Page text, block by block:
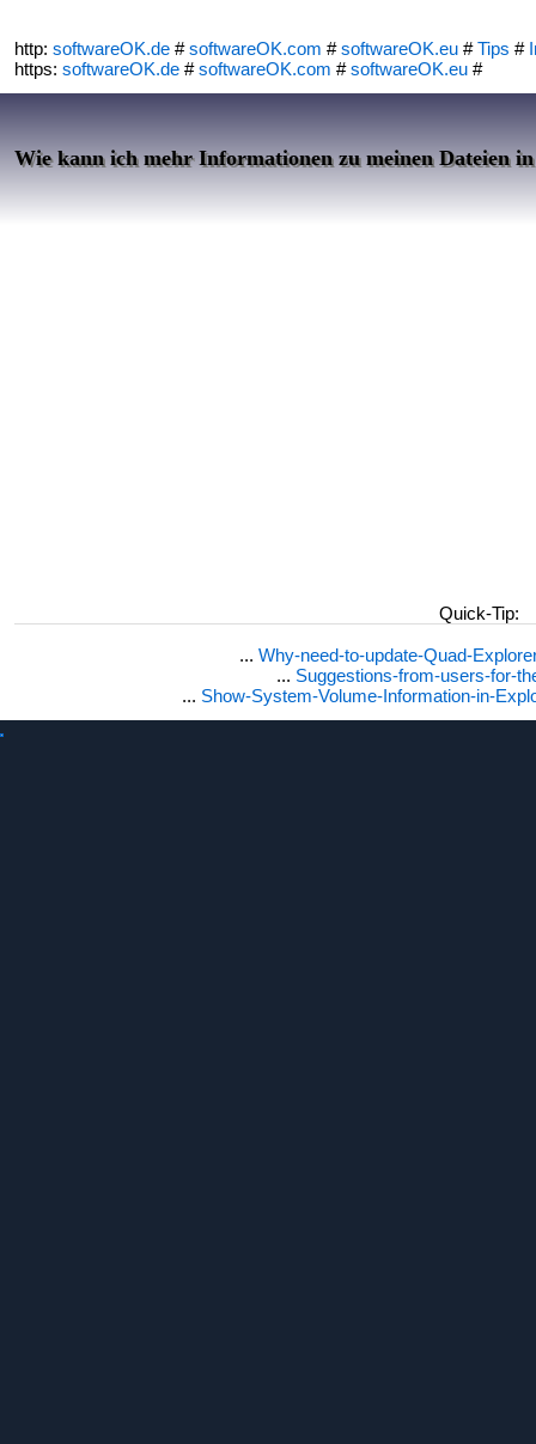
http: softwareOK.de #softwareOK.com #softwareOK.eu #Tips #
https: softwareOK.de #softwareOK.com #softwareOK.eu #
Wie kann ich mehr Informationen zu meinen Dateien
Quick-Tip:
... Why-need-to-update-Quad-
... Suggestions-from-users-for-
... Show-System-Volume-Information-in-